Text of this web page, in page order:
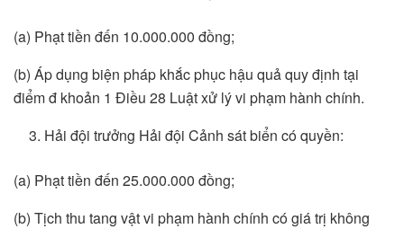
(a) Phạt tiền đến 10.000.000 đồng;
(b) Áp dụng biện pháp khắc phục hậu quả quy định tại
điểm đ khoản 1 Điều 28 Luật xử lý vi phạm hành chính.
Hải đội trưởng Hải đội Cảnh sát biển có quyền:
(a) Phạt tiền đến 25.000.000 đồng;
(b) Tịch thu tang vật vi phạm hành chính có giá trị không